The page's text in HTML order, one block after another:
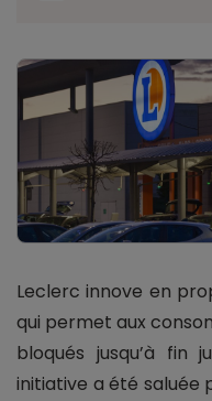
Leclerc innove en
qui permet aux
bloqués jusqu’à fin
initiative a été saluée